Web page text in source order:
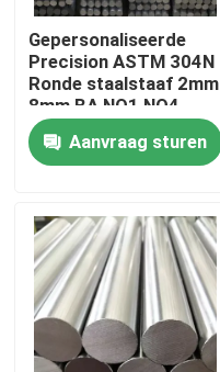
Fabrieksreis
Kwaliteitscontrole
Contacteer ons
Nieuws
Gevallen
ss naadloze buis
Gepersonaliseerde
Precision ASTM 304N
Ronde staalstaaf 2mm
8mm BA,NO1,NO4
Afwerking Voor
Structurele
Aanvraag sturen